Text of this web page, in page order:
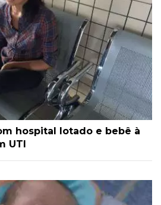
hospital lotado e bebê à
UTI